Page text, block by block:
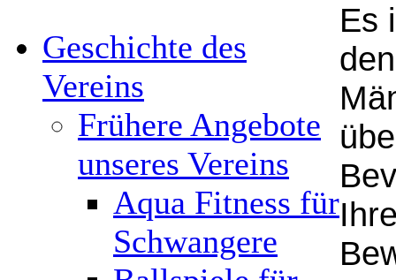
Geschichte des
Vereins
Frühere Angebote
unseres Vereins
Aqua Fitness für
Schwangere
Es